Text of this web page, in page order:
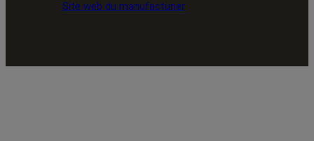
Site web du manufacturier